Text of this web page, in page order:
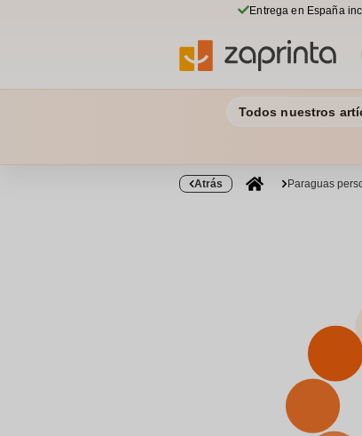
Entrega en España
Todos nuestros
Atrás Paraguas